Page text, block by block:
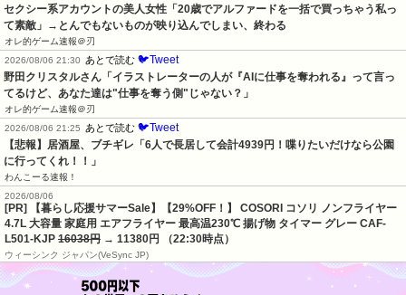
セクシー系アカウントの美人女性「20歳でアルファードを一括で買っちゃう私っ
て素敵」→とんでもないものが映り込んでしまい、終わる
オレ的ゲーム速報＠刃
2026/08/06 21:30
あとで読む 🐦Tweet
野田クリスタルさん「イラストレーターの人が『AIに仕事を奪われる』って言っ
てるけど、あなた達は"仕事を奪う側"じゃない？」
オレ的ゲーム速報＠刃
2026/08/06 21:25
あとで読む 🐦Tweet
【悲報】居酒屋、ブチギレ「6人で長居して会計4939円！喋りたいだけなら公園
に行ってくれ！！」
わんこーる速報！
2026/08/06
[PR] 【暮らし応援サマーSale】【29%OFF！】 COSORI コソリ ノンフライヤー
4.7L 大容量 家庭用 エアフライヤー 最高温230℃ 揚げ物 タイマー グレー CAF-
L501-KJP 16038円 → 11380円 （22:30時点）
ウィーシンク ジャパン(VeSync JP)